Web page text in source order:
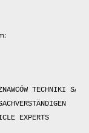
TECHNIKI
EXPERTS